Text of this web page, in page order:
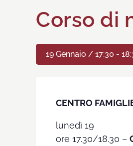
Corso di
19 Gennaio / 17:30 -
CENTRO
lunedì 19
ore 17.30/18.30 –